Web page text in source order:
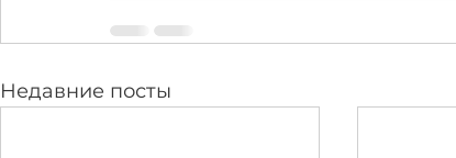
Недавние посты